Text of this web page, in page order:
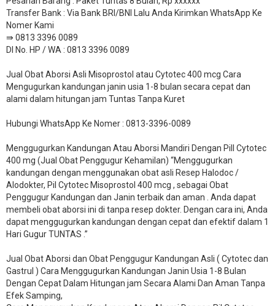
​Transfer Bank : Via Bank BRI/BNI Lalu Anda Kirimkan WhatsApp Ke
Nomer Kami
⇛ 0813 3396 0089
DI No. HP / WA : 0813 3396 0089
Jual Obat Aborsi Asli Misoprostol atau Cytotec 400 mcg Cara
Mengugurkan kandungan janin usia 1-8 bulan secara cepat dan
alami dalam hitungan jam Tuntas Tanpa Kuret
Hubungi WhatsApp Ke Nomer : 0813-3396-0089​
Menggugurkan Kandungan Atau Aborsi Mandiri Dengan Pill Cytotec
400 mg (Jual Obat Penggugur Kehamilan) “Menggugurkan
kandungan dengan menggunakan obat asli Resep Halodoc /
Alodokter, Pil Cytotec Misoprostol 400 mcg , sebagai Obat
Penggugur Kandungan dan Janin terbaik dan aman . Anda dapat
membeli obat aborsi ini di tanpa resep dokter. Dengan cara ini, Anda
dapat menggugurkan kandungan dengan cepat dan efektif dalam 1
Hari Gugur TUNTAS .”
Jual Obat Aborsi dan Obat Penggugur Kandungan Asli ( Cytotec dan
Gastrul ) Cara Menggugurkan Kandungan Janin Usia 1-8 Bulan
Dengan Cepat Dalam Hitungan jam Secara Alami Dan Aman Tanpa
Efek Samping,